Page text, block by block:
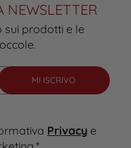
NEWSLETTER
prodotti e le
MI ISCRIVO
Privacye